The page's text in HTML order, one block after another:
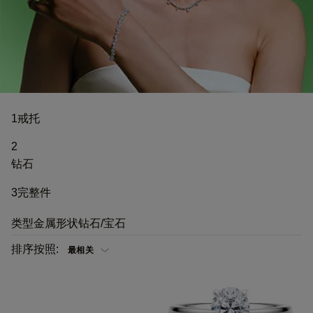
1戒托
2
钻石
3完整件
类型金属形状钻石/宝石
排序按照: